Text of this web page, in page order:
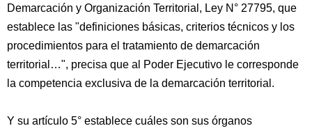
Demarcación y Organización Territorial, Ley N° 27795, que
establece las "definiciones básicas, criterios técnicos y los
procedimientos para el tratamiento de demarcación
territorial…", precisa que al Poder Ejecutivo le corresponde
la competencia exclusiva de la demarcación territorial.
Y su artículo 5° establece cuáles son sus órganos